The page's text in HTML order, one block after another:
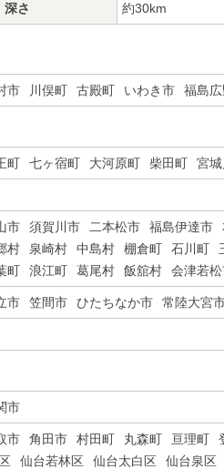
深さ 約30km
市 川俣町 古殿町 いわき市 福島
町 七ヶ宿町 大河原町 柴田町 宮
市 須賀川市 二本松市 福島伊達市
村 泉崎村 中島村 棚倉町 石川町
町 浪江町 葛尾村 飯舘村 会津若
市 笠間市 ひたちなか市 常陸大宮
市
市 角田市 村田町 丸森町 亘理町
仙台若林区 仙台太白区 仙台泉区